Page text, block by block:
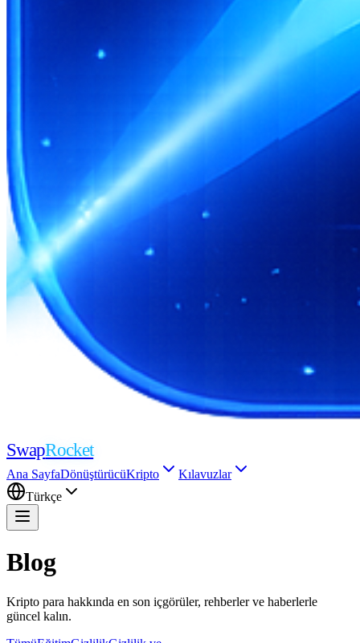
SwapRocket
Ana SayfaDönüştürücüKripto
Kılavuzlar
Türkçe
Blog
Kripto para hakkında en son içgörüler, rehberler ve haberlerle
güncel kalın.